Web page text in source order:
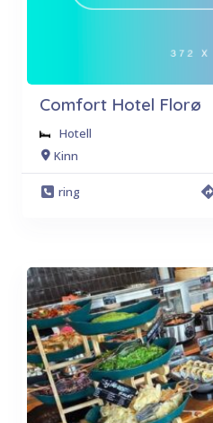
Comfort Hotel Florø
Hotell
Kinn
ring